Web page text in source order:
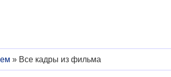
» Все кадры из фильма